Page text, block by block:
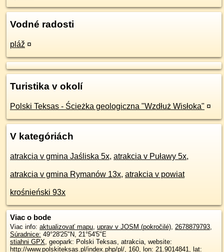
Vodné radosti
pláž ¤
Turistika v okolí
Polski Teksas - Ścieżka geologiczna "Wzdłuż Wisłoka" ¤
V kategóriách
atrakcia v gmina Jaśliska 5x, atrakcia v Puławy 5x,
atrakcia v gmina Rymanów 13x, atrakcia v powiat
krośnieński 93x
Viac o bode
Viac info: aktualizovať mapu, uprav v JOSM (pokročilé), 2678879793,
Súradnice: 49°28'25"N, 21°54'5"E
stiahni GPX, geopark: Polski Teksas, atrakcia, website:
http://www.polskiteksas.pl/index.php/pl/, 160, lon: 21.9014841, lat: